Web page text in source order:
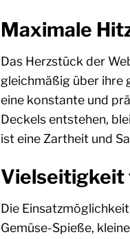
Maximale
Das Herzstück der
gleichmäßig über ihre
eine konstante und
Deckels entstehen,
ist eine Zartheit und
Vielseitigkeit
Die
Gemüse-Spieße,